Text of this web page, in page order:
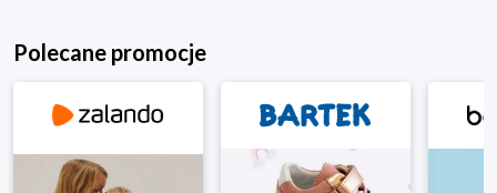
Polecane promocje